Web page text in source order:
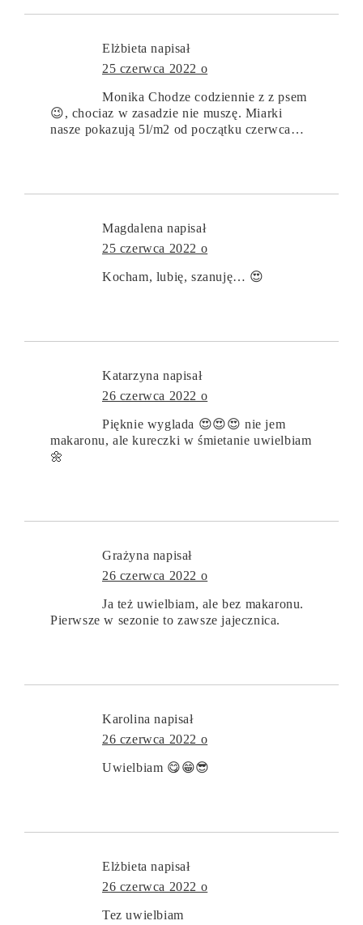
Elżbieta napisał
25 czerwca 2022 o
Monika Chodze codziennie z z psem
😉, chociaz w zasadzie nie muszę. Miarki
nasze pokazują 5l/m2 od początku czerwca…
Magdalena napisał
25 czerwca 2022 o
Kocham, lubię, szanuję… 😍
Katarzyna napisał
26 czerwca 2022 o
Pięknie wyglada 😍😍😍 nie jem
makaronu, ale kureczki w śmietanie uwielbiam
🌼
Grażyna napisał
26 czerwca 2022 o
Ja też uwielbiam, ale bez makaronu.
Pierwsze w sezonie to zawsze jajecznica.
Karolina napisał
26 czerwca 2022 o
Uwielbiam 😋😁😎
Elżbieta napisał
26 czerwca 2022 o
Tez uwielbiam